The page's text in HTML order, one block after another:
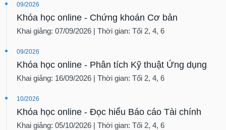
09/2026
Khóa học online - Chứng khoán Cơ bản
Khai giảng: 07/09/2026 | Thời gian: Tối 2, 4, 6
09/2026
Khóa học online - Phân tích Kỹ thuật Ứng dụng
Khai giảng: 16/09/2026 | Thời gian: Tối 2, 4, 6
10/2026
Khóa học online - Đọc hiểu Báo cáo Tài chính
Khai giảng: 05/10/2026 | Thời gian: Tối 2, 4, 6